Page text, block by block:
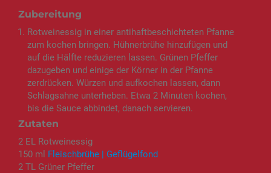
Zutaten
2 EL Rotweinessig
150 ml Fleischbrühe | Geflügelfond
2 TL Grüner Pfeffer
Zubereitung
Rotweinessig in einer antihaftbeschichteten Pfanne
zum kochen bringen. Hühnerbrühe hinzufügen und
auf die Hälfte reduzieren lassen. Grünen Pfeffer
dazugeben und einige der Körner in der Pfanne
zerdrücken. Würzen und aufkochen lassen, dann
Schlagsahne unterheben. Etwa 2 Minuten kochen,
bis die Sauce abbindet, danach servieren.